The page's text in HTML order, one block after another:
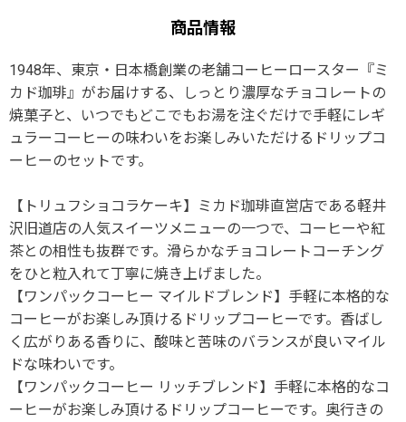
商品情報
1948年、東京・日本橋創業の老舗コーヒーロースター『ミ
カド珈琲』がお届けする、しっとり濃厚なチョコレートの
焼菓子と、いつでもどこでもお湯を注ぐだけで手軽にレギ
ュラーコーヒーの味わいをお楽しみいただけるドリップコ
ーヒーのセットです。
【トリュフショコラケーキ】ミカド珈琲直営店である軽井
沢旧道店の人気スイーツメニューの一つで、コーヒーや紅
茶との相性も抜群です。滑らかなチョコレートコーチング
をひと粒入れて丁寧に焼き上げました。
【ワンパックコーヒー マイルドブレンド】手軽に本格的な
コーヒーがお楽しみ頂けるドリップコーヒーです。香ばし
く広がりある香りに、酸味と苦味のバランスが良いマイル
ドな味わいです。
【ワンパックコーヒー リッチブレンド】手軽に本格的なコ
ーヒーがお楽しみ頂けるドリップコーヒーです。奥行きの